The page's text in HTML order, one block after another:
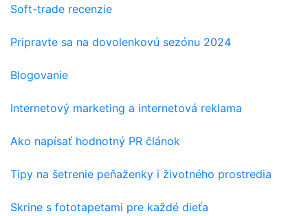
Soft-trade recenzie
Pripravte sa na dovolenkovú sezónu 2024
Blogovanie
Internetový marketing a internetová reklama
Ako napísať hodnotný PR článok
Tipy na šetrenie peňaženky i životného prostredia
Skrine s fototapetami pre každé dieťa